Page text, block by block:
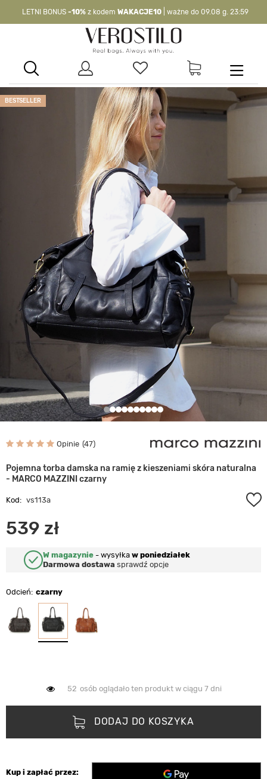
LETNI BONUS -10% z kodem WAKACJE10 | ważne do 09.08 g. 23:59
WAKACJE10| nie dotyczy produktów z flagą OKAZJA >
BESTSELLER
Opinie 47
Pojemna torba damska na ramię z kieszeniami skóra naturalna
- MARCO MAZZINI czarny
Kod: vs113a
539 zł
W magazynie - wysyłka w poniedziałek
Darmowa dostawa sprawdź opcje
Odcień czarny
52 osób oglądało ten produkt w ciągu 7 dni
DODAJ DO KOSZYKA
Kup i zapłać przez: